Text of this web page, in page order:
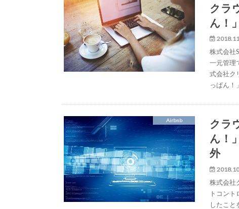
クラ
ん！
株式会社
一元管理
式会社ク
っぱん！
Airbnb
クラ
ん！
外
株式会社
トコン
したこと